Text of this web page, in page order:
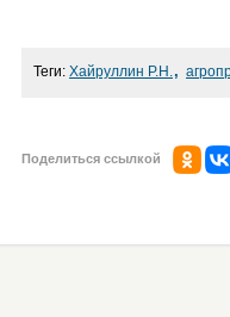
Теги: Хайруллин Р.Н.,
Поделиться ссылкой